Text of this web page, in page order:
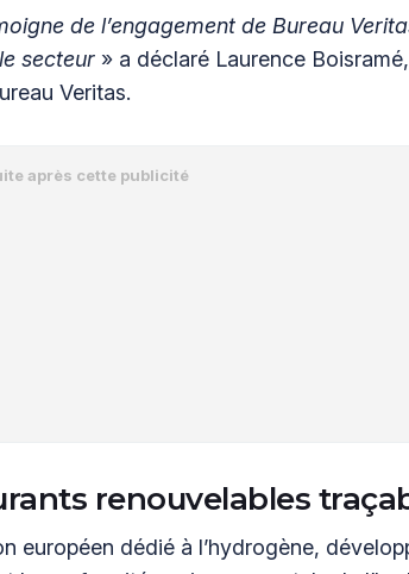
de l’engagement de Bureau
secteur » a déclaré Laurence
Veritas.
renouvelables
européen dédié à l’hydrogène,